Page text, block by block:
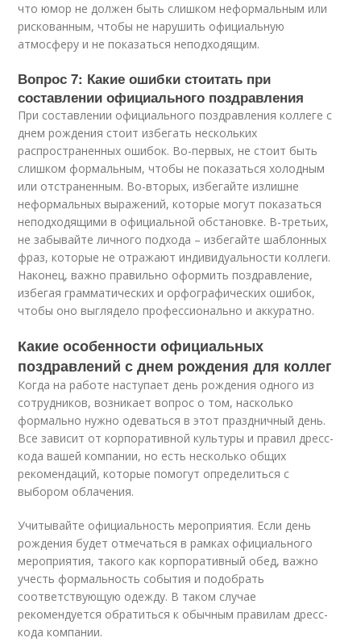
что юмор не должен быть слишком неформальным или
рискованным, чтобы не нарушить официальную
атмосферу и не показаться неподходящим.
Вопрос 7: Какие ошибки стоитать при
составлении официального поздравления
При составлении официального поздравления коллеге с
днем рождения стоит избегать нескольких
распространенных ошибок. Во-первых, не стоит быть
слишком формальным, чтобы не показаться холодным
или отстраненным. Во-вторых, избегайте излишне
неформальных выражений, которые могут показаться
неподходящими в официальной обстановке. В-третьих,
не забывайте личного подхода – избегайте шаблонных
фраз, которые не отражают индивидуальности коллеги.
Наконец, важно правильно оформить поздравление,
избегая грамматических и орфографических ошибок,
чтобы оно выглядело профессионально и аккуратно.
Какие особенности официальных
поздравлений с днем рождения для коллег
Когда на работе наступает день рождения одного из
сотрудников, возникает вопрос о том, насколько
формально нужно одеваться в этот праздничный день.
Все зависит от корпоративной культуры и правил дресс-
кода вашей компании, но есть несколько общих
рекомендаций, которые помогут определиться с
выбором облачения.
Учитывайте официальность мероприятия. Если день
рождения будет отмечаться в рамках официального
мероприятия, такого как корпоративный обед, важно
учесть формальность события и подобрать
соответствующую одежду. В таком случае
рекомендуется обратиться к обычным правилам дресс-
кода компании.